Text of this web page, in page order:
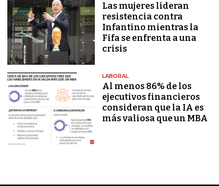
Las mujeres lideran
resistencia contra
Infantino mientras la
Fifa se enfrenta a una
crisis
LABORAL
Al menos 86% de los
ejecutivos financieros
consideran que la IA es
más valiosa que un MBA